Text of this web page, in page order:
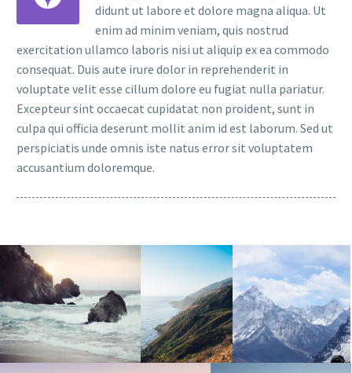
didunt ut labore et dolore magna aliqua. Ut
enim ad minim veniam, quis nostrud
exercitation ullamco laboris nisi ut aliquip ex ea commodo
consequat. Duis aute irure dolor in reprehenderit in
voluptate velit esse cillum dolore eu fugiat nulla pariatur.
Excepteur sint occaecat cupidatat non proident, sunt in
culpa qui officia deserunt mollit anim id est laborum. Sed ut
perspiciatis unde omnis iste natus error sit voluptatem
accusantium doloremque.